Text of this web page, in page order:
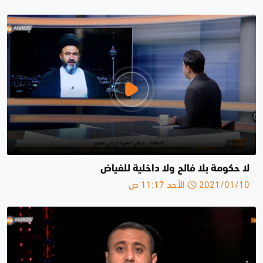
لا حكومة بلا فالح ولا داخلية للفياض
2021/01/10 الأحد 11:17 ص